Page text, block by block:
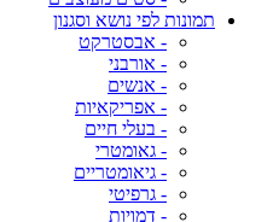
תמונות לפי נושא וסגנון
- אבסטרקט
- אורבני
- אנשים
- אפריקאיות
- בעלי חיים
- גאומטרי
- גיאומטריים
- גרפיטי
- דמויות